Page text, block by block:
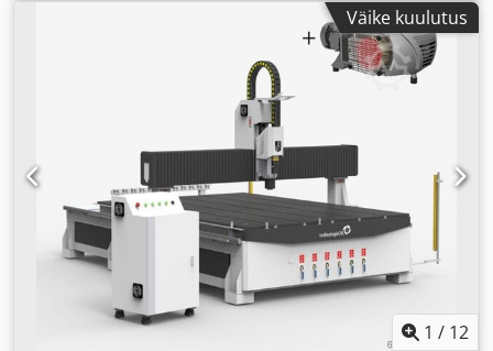
Väike kuulutus
1 / 12